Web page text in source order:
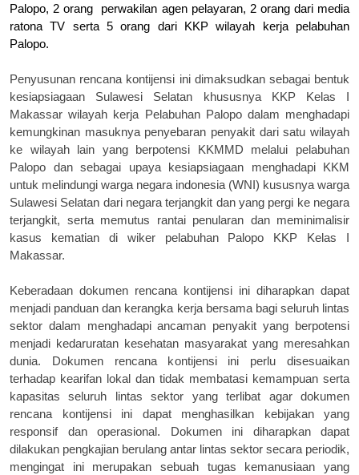
Palopo, 2 orang perwakilan agen pelayaran, 2 orang dari media
ratona TV serta 5 orang dari KKP wilayah kerja pelabuhan
Palopo.
Penyusunan rencana kontijensi ini dimaksudkan sebagai bentuk
kesiapsiagaan Sulawesi Selatan khususnya KKP Kelas I
Makassar wilayah kerja Pelabuhan Palopo dalam menghadapi
kemungkinan masuknyapenyebaran penyakit dari satu wilayah
ke wilayah lain yang berpotensi KKMMD melalui pelabuhan
Palopo dan sebagai upaya kesiapsiagaan menghadapi KKM
untuk melindungi warga negara indonesia (WNI) kususnya warga
Sulawesi Selatan dari negara terjangkit dan yang pergi ke negara
terjangkit, serta memutus rantai penularan dan meminimalisir
kasus kematian di wiker pelabuhan Palopo KKP Kelas I
Makassar.
Keberadaan dokumen rencana kontijensi ini diharapkan dapat
menjadi panduan dan kerangka kerja bersama bagi seluruh lintas
sektor dalam menghadapi ancaman penyakit yang berpotensi
menjadi kedaruratan kesehatan masyarakat yang meresahkan
dunia. Dokumen rencana kontijensi ini perlu disesuaikan
terhadap kearifan lokal dan tidak membatasi kemampuan serta
kapasitas seluruh lintas sektor yang terlibat agar dokumen
rencana kontijensi ini dapat menghasilkan kebijakan yang
responsif dan operasional. Dokumen ini diharapkan dapat
dilakukan pengkajian berulang antar lintas sektor secara periodik,
mengingat ini merupakansebuah tugas kemanusiaan yang